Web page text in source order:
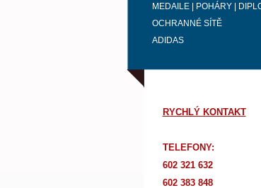
MEDAILE | POHÁRY |
OCHRANNÉ SÍTĚ
ADIDAS
RYCHLÝ KONTAKT
TELEFONY:
602 321 632
602 383 848